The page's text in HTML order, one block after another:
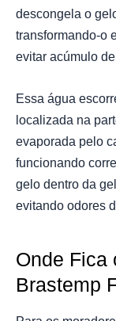
descongela o
transformando-o
evitar acúmulo
Essa água
localizada na
evaporada pelo
funcionando
gelo dentro da
evitando odores
Onde Fica
Brastemp